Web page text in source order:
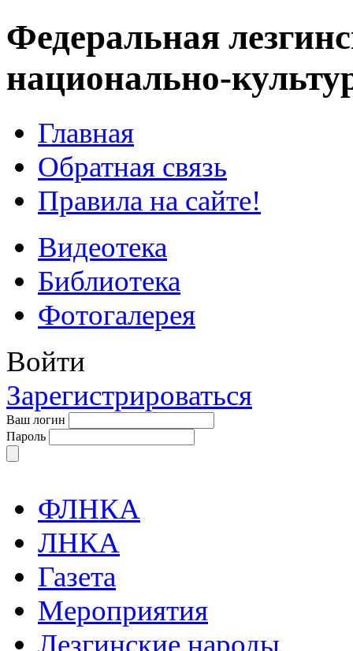
Федеральная
национально-
Главная
Обратная связь
Правила на сайте!
Видеотека
Библиотека
Фотогалерея
Войти
Зарегистрироваться
Ваш логин
Пароль
ФЛНКА
ЛНКА
Газета
Мероприятия
Лезгинские народы